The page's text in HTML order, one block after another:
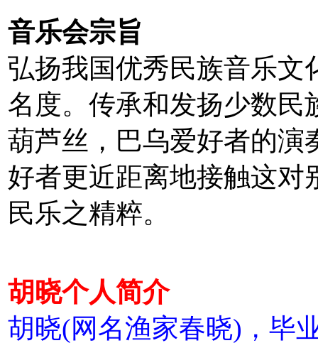
音乐会宗旨
弘扬我国优秀民族音乐文
名度。传承和发扬少数民
葫芦丝，巴乌爱好者的演
好者更近距离地接触这对
民乐之精粹。
胡晓个人简介
胡晓(网名渔家春晓)，毕